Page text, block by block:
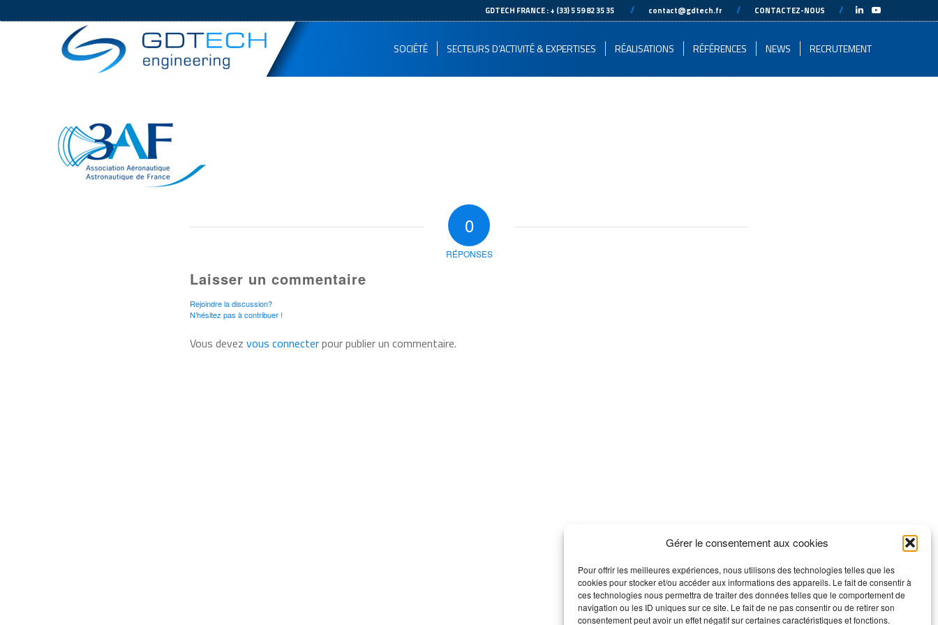
Gérer le consentement aux cookies
Pour offrir les meilleures expériences, nous utilisons des technologies telles que les
cookies pour stocker et/ou accéder aux informations des appareils. Le fait de consentir à
ces technologies nous permettra de traiter des données telles que le comportement de
navigation ou les ID uniques sur ce site. Le fait de ne pas consentir ou de retirer son
consentement peut avoir un effet négatif sur certaines caractéristiques et fonctions.
GDTECH FRANCE : + (33) 5 59 82 35 35 // contact@gdtech.fr // CONTACTEZ-NOUS //
SOCIÉTÉ SECTEURS D’ACTIVITÉ & EXPERTISES RÉALISATIONS RÉFÉRENCES NEWS RECRUTEMENT
0
RÉPONSES
Laisser un commentaire
Rejoindre la discussion?
N’hésitez pas à contribuer !
Vous devez vous connecterpour publier un commentaire.